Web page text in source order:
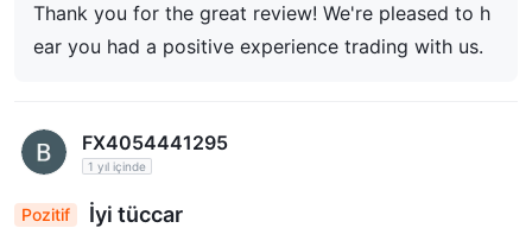
Thank you for the great review! We're pleased to h
ear you had a positive experience trading with us.
FX4054441295
1 yıl içinde
Pozitif İyi tüccar